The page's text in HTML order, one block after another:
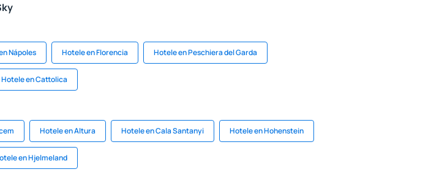
Nápoles Hotele en Florencia Hotele en Peschiera del Garda
Hotele en Cattolica
Hotele en Altura Hotele en Cala Santanyi Hotele en Hohenstein
en Hjelmeland